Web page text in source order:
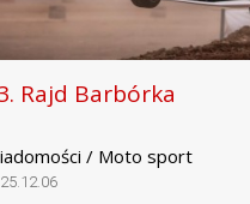
Rajd Barbórka
/ Moto sport